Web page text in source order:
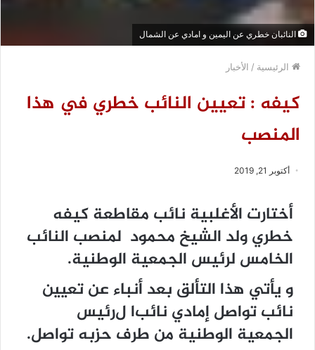
النائبان خطري عن اليمين و امادي عن الشمال
الرئيسية / الأخبار
كيفه : تعيين النائب خطري في هذا
المنصب
أكتوبر 21, 2019
أختارت الأغلبية نائب مقاطعة كيفه
خطري ولد الشيخ محمود لمنصب النائب
الخامس لرئيس الجمعية الوطنية.
و يأتي هذا التألق بعد أنباء عن تعيين
نائب تواصل إمادي ﻧﺎﺋﺐا لﺭﺋﻴﺲ
ﺍﻟﺠﻤﻌﻴﺔ ﺍﻟﻮﻃﻨﻴﺔ من طرف حزبه تواصل.